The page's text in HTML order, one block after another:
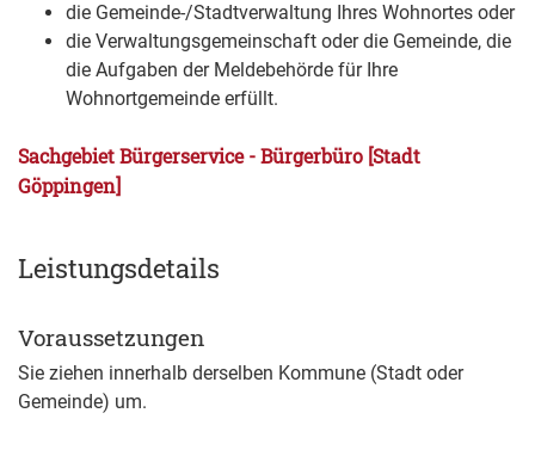
die Gemeinde-/Stadtverwaltung Ihres Wohnortes oder
die Verwaltungsgemeinschaft oder die Gemeinde, die
die Aufgaben der Meldebehörde für Ihre
Wohnortgemeinde erfüllt.
Sachgebiet Bürgerservice - Bürgerbüro [Stadt
Göppingen]
Leistungsdetails
Voraussetzungen
Sie ziehen innerhalb derselben Kommune (Stadt oder
Gemeinde) um.